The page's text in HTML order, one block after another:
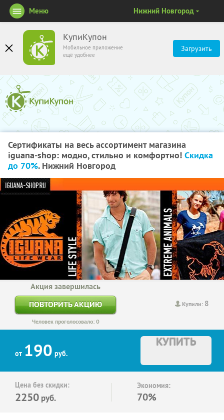
КупиКупон
Мобильное приложение
ещё удобнее
Загрузить
Меню Нижний Новгород
Сертификаты на весь ассортимент магазина
iguana-shop: модно, стильно и комфортно! Скидка
до 70%. Нижний Новгород
Купили: 8
Акция завершилась
ПОВТОРИТЬ АКЦИЮ
Человек проголосовало: 0
от 190 руб.
КУПИТЬ
Цена без скидки:
2250 руб.
Экономия:
70%